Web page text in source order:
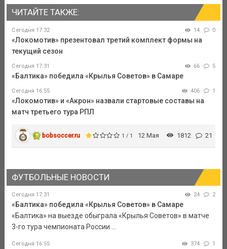
ЧИТАЙТЕ ТАКЖЕ:
Сегодня 17:32 14 0
«Локомотив» презентовал третий комплект формы на
текущий сезон
Сегодня 17:31 66 5
«Балтика» победила «Крылья Советов» в Самаре
Сегодня 16:55 406 1
«Локомотив» и «Акрон» назвали стартовые составы на
матч третьего тура РПЛ
bobsoccer.ru 1 / 1 12 Мая 1812 21
ФУТБОЛЬНЫЕ НОВОСТИ
Сегодня 17:31 24 2
«Балтика» победила «Крылья Советов» в Самаре
«Балтика» на выезде обыграла «Крылья Советов» в матче
3-го тура чемпионата России ...
Сегодня 16:55 374 1